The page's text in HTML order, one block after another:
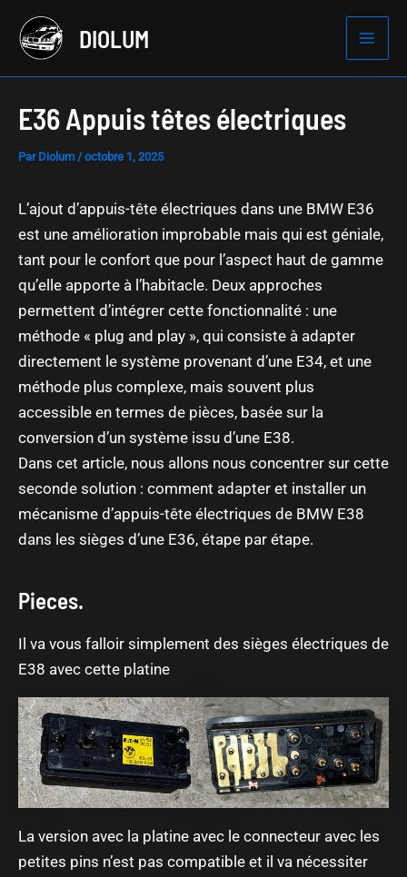
contenu
DIOLUM
E36 Appuis têtes électriques
Par Diolum /octobre 1, 2025
L’ajout d’appuis-tête électriques dans une BMW E36
est une amélioration improbable mais qui est géniale,
tant pour le confort que pour l’aspect haut de gamme
qu’elle apporte à l’habitacle. Deux approches
permettent d’intégrer cette fonctionnalité : une
méthode « plug and play », qui consiste à adapter
directement le système provenant d’une E34, et une
méthode plus complexe, mais souvent plus
accessible en termes de pièces, basée sur la
conversion d’un système issu d’une E38.
Dans cet article, nous allons nous concentrer sur cette
seconde solution : comment adapter et installer un
mécanisme d’appuis-tête électriques de BMW E38
dans les sièges d’une E36, étape par étape.
Pieces.
Il va vous falloir simplement des sièges électriques de
E38 avec cette platine
La version avec la platine avec le connecteur avec les
petites pins n’est pas compatible et il va nécessiter